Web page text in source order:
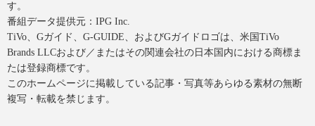
す。
番組データ提供元：IPG Inc.
TiVo、Gガイド、G-GUIDE、およびGガイドロゴは、米国TiVo
Brands LLCおよび／またはその関連会社の日本国内における商標ま
たは登録商標です。
このホームページに掲載している記事・写真等あらゆる素材の無断
複写・転載を禁じます。